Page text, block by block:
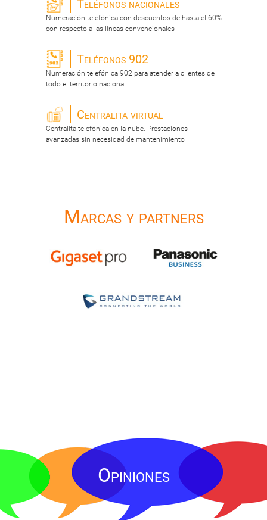
Teléfonos nacionales
Numeración telefónica con descuentos de hasta el 60%
con respecto a las líneas convencionales
Teléfonos 902
Numeración telefónica 902 para atender a clientes de
todo el territorio nacional
Centralita virtual
Centralita telefónica en la nube. Prestaciones
avanzadas sin necesidad de mantenimiento
Marcas y partners
Opiniones